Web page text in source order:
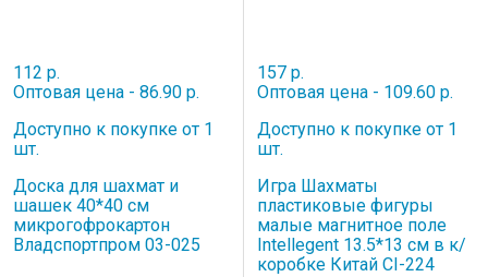
112 р.
Оптовая цена - 86.90 р.
Доступно к покупке от 1
шт.
Доска для шахмат и
шашек 40*40 см
микрогофрокартон
Владспортпром 03-025
157 р.
Оптовая цена - 109.60 р.
Доступно к покупке от 1
шт.
Игра Шахматы
пластиковые фигуры
малые магнитное поле
Intellegent 13.5*13 см в к/
коробке Китай CI-224